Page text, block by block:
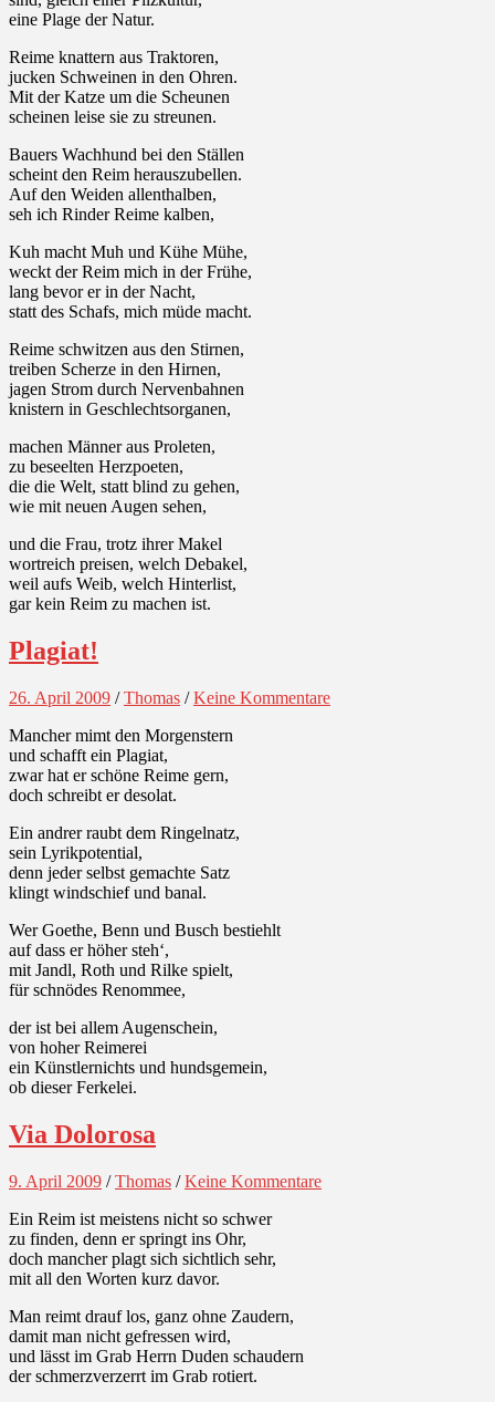
eine Plage der Natur.
Reime knattern aus Traktoren,
jucken Schweinen in den Ohren.
Mit der Katze um die Scheunen
scheinen leise sie zu streunen.
Bauers Wachhund bei den Ställen
scheint den Reim herauszubellen.
Auf den Weiden allenthalben,
seh ich Rinder Reime kalben,
Kuh macht Muh und Kühe Mühe,
weckt der Reim mich in der Frühe,
lang bevor er in der Nacht,
statt des Schafs, mich müde macht.
Reime schwitzen aus den Stirnen,
treiben Scherze in den Hirnen,
jagen Strom durch Nervenbahnen
knistern in Geschlechtsorganen,
machen Männer aus Proleten,
zu beseelten Herzpoeten,
die die Welt, statt blind zu gehen,
wie mit neuen Augen sehen,
und die Frau, trotz ihrer Makel
wortreich preisen, welch Debakel,
weil aufs Weib, welch Hinterlist,
gar kein Reim zu machen ist.
Plagiat!
26. April 2009 /Thomas /Keine Kommentare
Mancher mimt den Morgenstern
und schafft ein Plagiat,
zwar hat er schöne Reime gern,
doch schreibt er desolat.
Ein andrer raubt dem Ringelnatz,
sein Lyrikpotential,
denn jeder selbst gemachte Satz
klingt windschief und banal.
Wer Goethe, Benn und Busch bestiehlt
auf dass er höher steh‘,
mit Jandl, Roth und Rilke spielt,
für schnödes Renommee,
der ist bei allem Augenschein,
von hoher Reimerei
ein Künstlernichts und hundsgemein,
ob dieser Ferkelei.
Via Dolorosa
9. April 2009 /Thomas /Keine Kommentare
Ein Reim ist meistens nicht so schwer
zu finden, denn er springt ins Ohr,
doch mancher plagt sich sichtlich sehr,
mit all den Worten kurz davor.
Man reimt drauf los, ganz ohne Zaudern,
damit man nicht gefressen wird,
und lässt im Grab Herrn Duden schaudern
der schmerzverzerrt im Grab rotiert.